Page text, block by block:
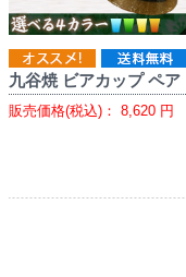
九谷焼 ビアカップ ペア
販売価格(税込)：8,620 円